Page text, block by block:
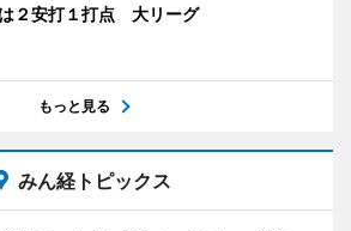
２安打１打点 大リーグ
もっと見る
みん経トピックス